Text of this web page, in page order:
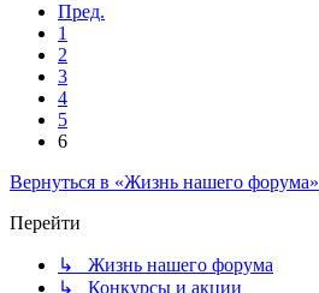
Пред.
1
2
3
4
5
6
Вернуться в «Жизнь нашего форума»
Перейти
↳ Жизнь нашего форума
↳ Конкурсы и акции